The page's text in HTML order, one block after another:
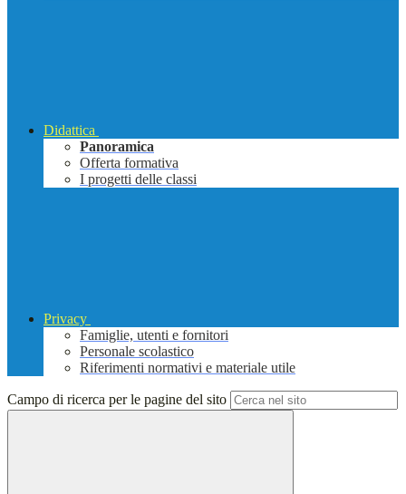
Didattica
Panoramica
Offerta formativa
I progetti delle classi
Privacy
Famiglie, utenti e fornitori
Personale scolastico
Riferimenti normativi e materiale utile
Campo di ricerca per le pagine del sito